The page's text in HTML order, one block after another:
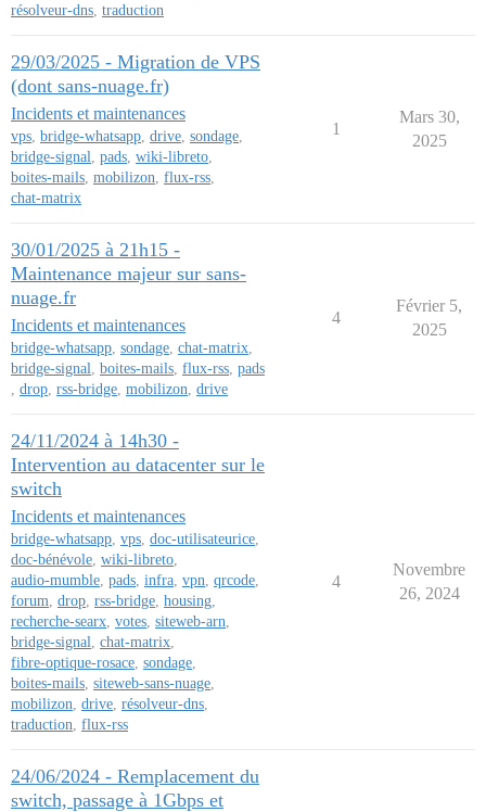
résolveur-dns, traduction
29/03/2025 - Migration de VPS
(dont sans-nuage.fr)
Incidents et maintenances
vps, bridge-whatsapp, drive, sondage,
bridge-signal, pads, wiki-libreto,
boites-mails, mobilizon, flux-rss,
chat-matrix
1
Mars 30,
2025
30/01/2025 à 21h15 -
Maintenance majeur sur sans-
nuage.fr
Incidents et maintenances
bridge-whatsapp, sondage, chat-matrix,
bridge-signal, boites-mails, flux-rss, pads
, drop, rss-bridge, mobilizon, drive
4
Février 5,
2025
24/11/2024 à 14h30 -
Intervention au datacenter sur le
switch
Incidents et maintenances
bridge-whatsapp, vps, doc-utilisateurice,
doc-bénévole, wiki-libreto,
audio-mumble, pads, infra, vpn, qrcode,
forum, drop, rss-bridge, housing,
recherche-searx, votes, siteweb-arn,
bridge-signal, chat-matrix,
fibre-optique-rosace, sondage,
boites-mails, siteweb-sans-nuage,
mobilizon, drive, résolveur-dns,
traduction, flux-rss
4
Novembre
26, 2024
24/06/2024 - Remplacement du
switch, passage à 1Gbps et